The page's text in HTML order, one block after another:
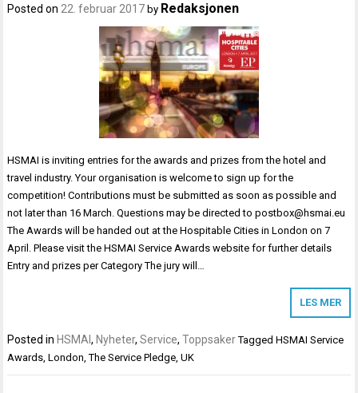
Posted on22. februar 2017 by Redaksjonen
HSMAI is inviting entries for the awards and prizes from the hotel and
travel industry. Your organisation is welcome to sign up for the
competition! Contributions must be submitted as soon as possible and
not later than 16 March. Questions may be directed to postbox@hsmai.eu
The Awards will be handed out at the Hospitable Cities in London on 7
April. Please visit the HSMAI Service Awards website for further details
Entry and prizes per Category The jury will…
LES MER
Posted in HSMAI, Nyheter,Service,Toppsaker TaggedHSMAI Service
Awards,London,The Service Pledge,UK